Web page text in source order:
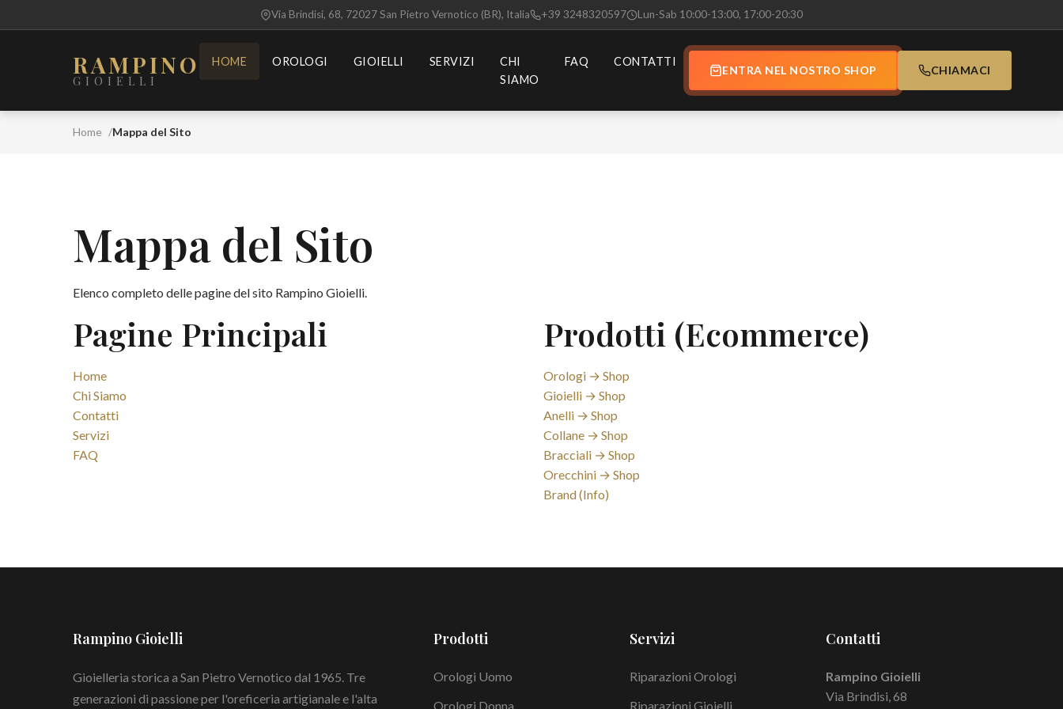
Via Brindisi, 68, 72027 San Pietro Vernotico (BR), Italia +39 3248320597 Lun-Sab 10:00-13:00, 17:00-20:30
RAMPINO
GIOIELLI
HOME OROLOGI GIOIELLI SERVIZI
CHI
SIAMO
FAQ CONTATTI
ENTRA NEL NOSTRO SHOP CHIAMACI
Home Mappa del Sito
Mappa del Sito
Elenco completo delle pagine del sito Rampino Gioielli.
Pagine Principali
Home
Chi Siamo
Contatti
Servizi
FAQ
Prodotti (Ecommerce)
Orologi → Shop
Gioielli → Shop
Anelli → Shop
Collane → Shop
Bracciali → Shop
Orecchini → Shop
Brand (Info)
Rampino Gioielli
Gioielleria storica a San Pietro Vernotico dal 1965. Tre
generazioni di passione per l'oreficeria artigianale e l'alta
Prodotti
Orologi Uomo
Orologi Donna
Servizi
Riparazioni Orologi
Riparazioni Gioielli
Contatti
Rampino Gioielli
Via Brindisi, 68